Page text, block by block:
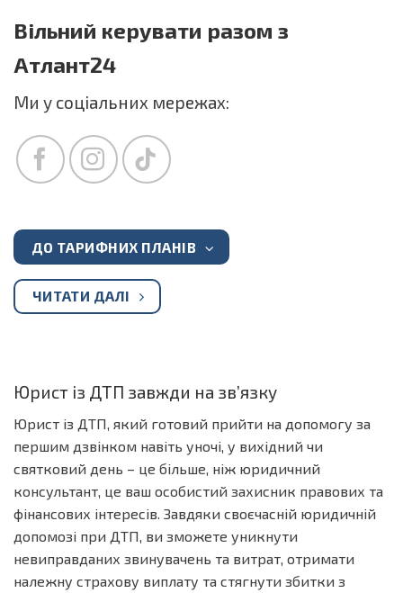
Вільний керувати разом з
Атлант24
Ми у соціальних мережах:
ДО ТАРИФНИХ ПЛАНІВ
ЧИТАТИ ДАЛІ
Юрист із ДТП завжди на зв’язку
Юрист із ДТП, який готовий прийти на допомогу за
першим дзвінком навіть уночі, у вихідний чи
святковий день – це більше, ніж юридичний
консультант, це ваш особистий захисник правових та
фінансових інтересів. Завдяки своєчасній юридичній
допомозі при ДТП, ви зможете уникнути
невиправданих звинувачень та витрат, отримати
належну страхову виплату та стягнути збитки з